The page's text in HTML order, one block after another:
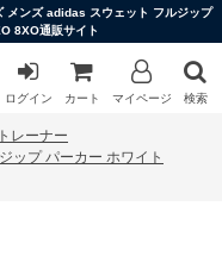
メンズ adidas スウェット フルジップ
8XO通販サイト
ログイン カート マイページ 検索
レーナー
ップ パーカー ホワイト